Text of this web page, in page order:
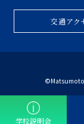
学校説明会
交通アク
©Matsumoto